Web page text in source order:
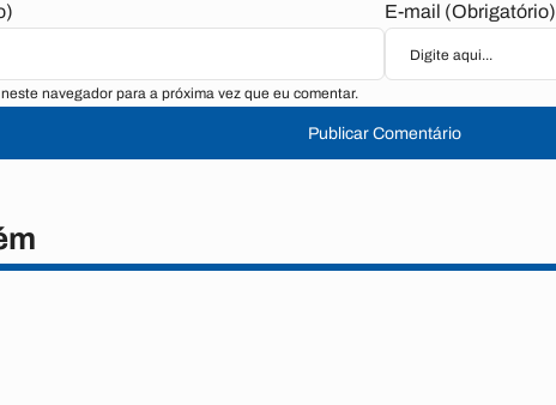
E-mail (Obrigatório)
navegador para a próxima vez que eu comentar.
Publicar Comentário